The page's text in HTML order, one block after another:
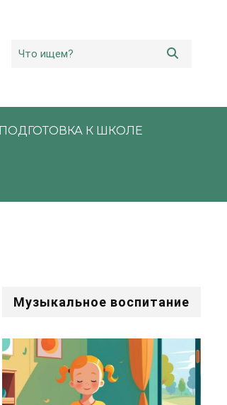
ПОДГОТОВКА К ШКОЛЕ
Музыкальное воспитание